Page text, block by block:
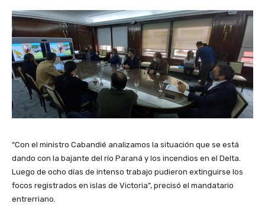
“Con el ministro Cabandié analizamos la situación que se está
dando con la bajante del río Paraná y los incendios en el Delta.
Luego de ocho días de intenso trabajo pudieron extinguirse los
focos registrados en islas de Victoria”, precisó el mandatario
entrerriano.